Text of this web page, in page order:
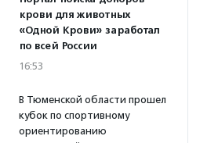
крови для животных
«Одной Крови» заработал
по всей России
16:53
В Тюменской области прошел
кубок по спортивному
ориентированию